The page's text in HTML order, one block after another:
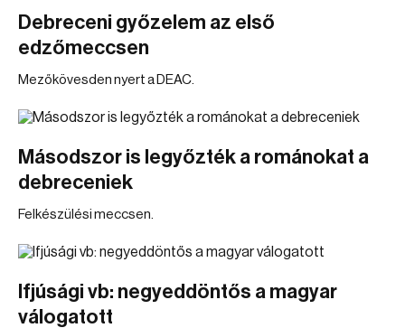
Debreceni győzelem az első
edzőmeccsen
Mezőkövesden nyert a DEAC.
Másodszor is legyőzték a románokat a
debreceniek
Felkészülési meccsen.
Ifjúsági vb: negyeddöntős a magyar
válogatott